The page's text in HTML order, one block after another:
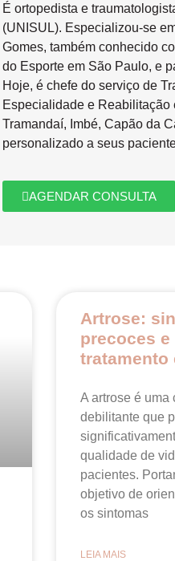
É ortopedista e
(UNISUL). Especializou-se
Gomes, também conhecido
do Esporte em São Paulo, e
Hoje, é chefe do serviço de
Especialidade e
Tramandaí, Imbé, Capão da
personalizado a seus
AGENDAR CONSULTA
Artrose:
precoces e
tratamento
A artrose é uma
debilitante que
qualidade de
pacientes.
objetivo de
os sintomas
LEIA MAIS